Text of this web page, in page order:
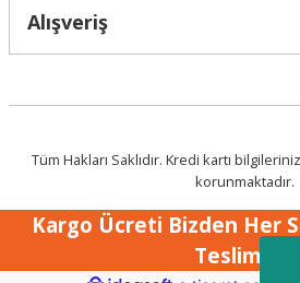
Alışveriş
Tüm Hakları Saklıdır. Kredi kartı
korunmaktadır.
Kargo Ücreti Bizden Her
Teslimat !